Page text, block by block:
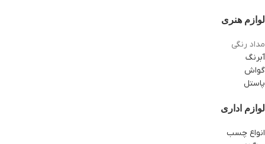
لوازم هنری
مداد رنگی
آبرنگ
گواش
پاستل
لوازم اداری
انواع چسب